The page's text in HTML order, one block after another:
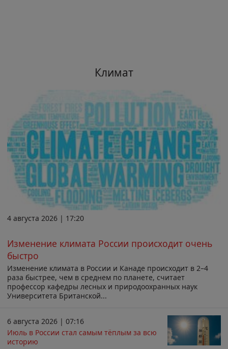
Климат
4 августа 2026 | 17:20
Изменение климата России происходит очень
быстро
Изменение климата в России и Канаде происходит в 2–4
раза быстрее, чем в среднем по планете, считает
профессор кафедры лесных и природоохранных наук
Университета Британской...
6 августа 2026 | 07:16
Июль в России стал самым тёплым за всю
историю